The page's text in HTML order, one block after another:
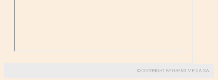
© COPYRIGHT BY GREMI MEDIA SA